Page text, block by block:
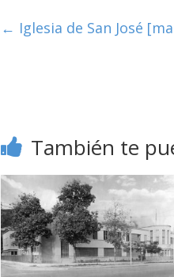
← Iglesia de San José
También te